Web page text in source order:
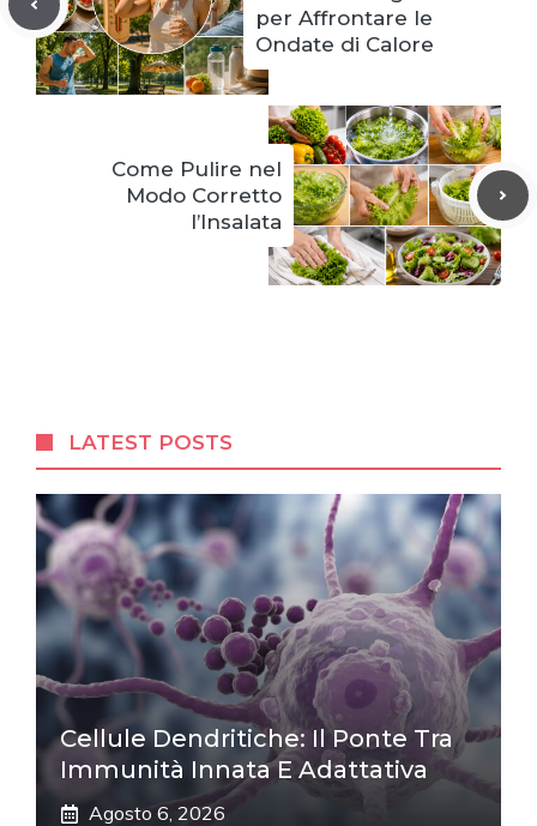
per Affrontare le
Ondate di Calore
Come Pulire nel
Modo Corretto
l’Insalata
LATEST POSTS
Cellule Dendritiche: Il Ponte Tra
Immunità Innata E Adattativa
Agosto 6, 2026